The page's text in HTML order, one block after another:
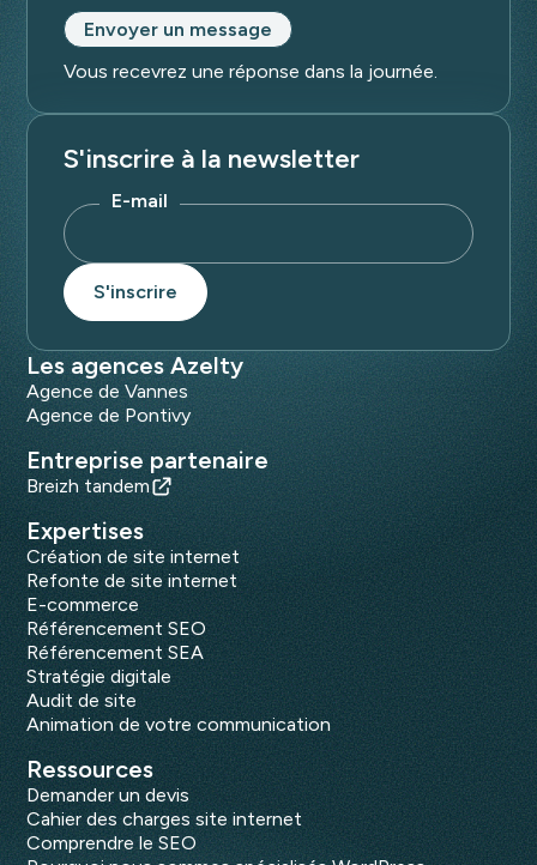
Envoyer un message
Vous recevrez une réponse dans la journée.
S'inscrire à la newsletter
E-mail
Les agences Azelty
Agence de Vannes
Agence de Pontivy
Entreprise partenaire
Breizh tandem
Expertises
Création de site internet
Refonte de site internet
E-commerce
Référencement SEO
Référencement SEA
Stratégie digitale
Audit de site
Animation de votre communication
Ressources
Demander un devis
Cahier des charges site internet
Comprendre le SEO